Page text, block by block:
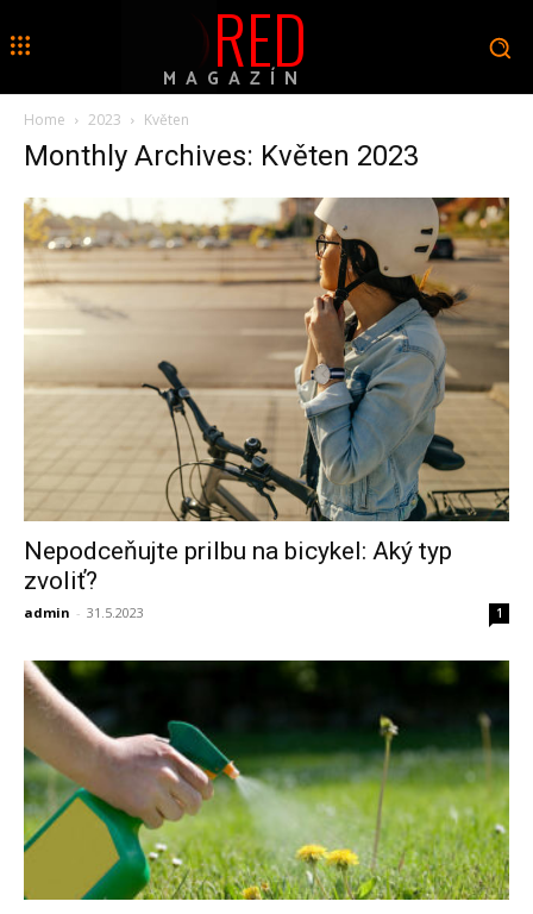
RED
MAGAZÍN
Home 2023 Květen
Monthly Archives: Květen 2023
Nepodceňujte prilbu na bicykel: Aký typ
zvoliť?
admin - 31.5.2023 1